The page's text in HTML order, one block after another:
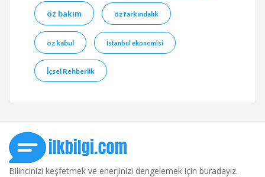
öz bakım öz farkındalık
öz kabul İstanbul ekonomisi
İçsel Rehberlik
Bilincinizi keşfetmek ve enerjinizi dengelemek için buradayız.